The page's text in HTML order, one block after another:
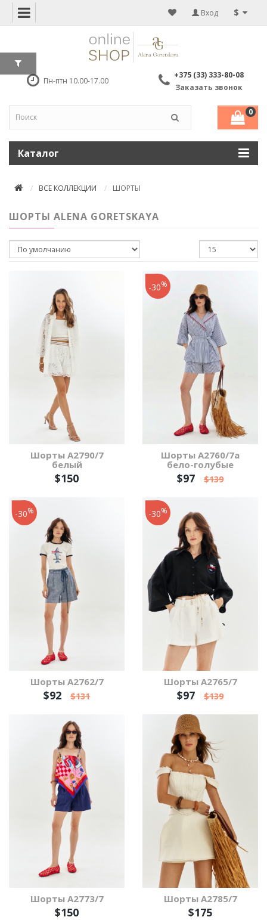
$
Вход
Пн-птн 10.00-17.00
+375 (33) 333-80-08
Заказать звонок
0
Каталог
ВСЕ КОЛЛЕКЦИИ ШОРТЫ
ШОРТЫ ALENA GORETSKAYA
Шорты A2790/7
белый
$150
Шорты А2760/7а
бело-голубые
$97 $139
-30%
Шорты А2762/7
$92 $131
-30%
Шорты А2765/7
$97 $139
-30%
Шорты А2773/7
$150
Шорты А2785/7
$175